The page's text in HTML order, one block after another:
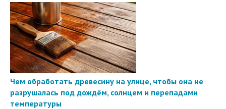
Чем обработать древесину на улице, чтобы она не
разрушалась под дождём, солнцем и перепадами
температуры